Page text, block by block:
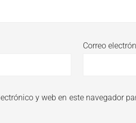
Correo
y web en este navegador